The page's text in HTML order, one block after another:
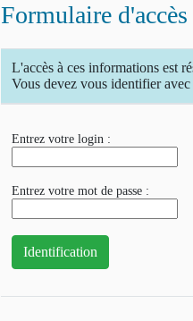
Formulaire
L'accès à ces informations est
Vous devez vous identifier
Entrez votre login :
Entrez votre mot de passe :